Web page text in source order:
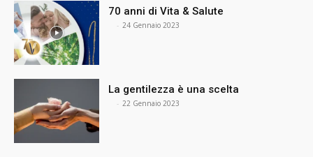
70 anni di Vita & Salute
- 24 Gennaio 2023
La gentilezza è una scelta
- 22 Gennaio 2023